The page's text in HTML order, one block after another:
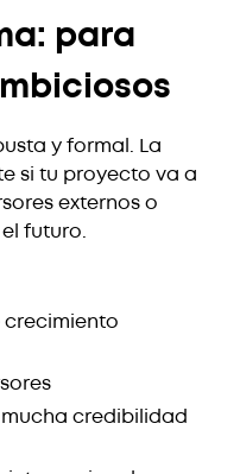
para
y formal. La
si tu proyecto va a
externos o
futuro.
credibilidad